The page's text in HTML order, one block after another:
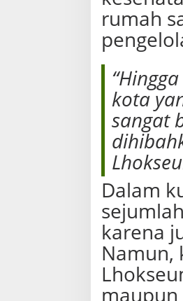
rumah
kota
sangat
Dalam
karena
Namun,